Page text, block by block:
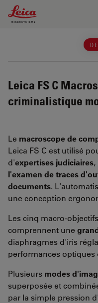
Leica Microsystems Logo
Leica FS C
criminalistique
Le macroscope de
Leica FS C est utilisé
d'expertises judiciaires
l'examen de traces
documents.
une conception
Les cinq macro-
comprennent une
diaphragmes d'iris
performances optiques
Plusieurs modes
superposée et
par la simple pression